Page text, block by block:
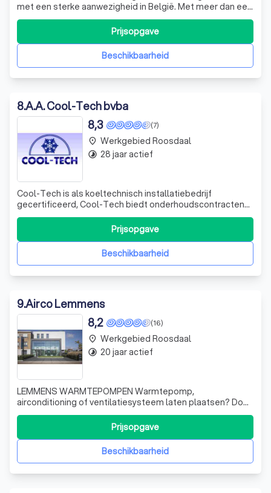
met een sterke aanwezigheid in België. Met meer dan een
halve eeuw ervaring in de branche, zijn we trots op onze
vooruitstrevende en moderne aanpak. We bieden
energie-efficiënte oplossingen voor ventilatie,
verwarming en sanitair, gericht op de pro
Beschikbaarheid
Prijsopgave
8.A.A. Cool-Tech bvba
(7)
8,3
Cool-Tech is als koeltechnisch installatiebedrijf
gecertificeerd, Cool-Tech biedt onderhoudscontracten
aan op maat voor alle types installaties die voldoen aan
de wettelijke eisen van een koelinstallatie.
Beschikbaarheid
Prijsopgave
place Werkgebied Roosdaal
timelapse 28 jaar actief
9.Airco Lemmens
(16)
8,2
LEMMENS WARMTEPOMPEN Warmtepomp,
airconditioning of ventilatiesysteem laten plaatsen? Doe
een beroep op Lemmens Warmtepompen. Wij zorgen
voor een vakkundige installatie van uw klimaatsysteem,
aangevuld met professioneel advies en een uitstekende
Beschikbaarheid
Prijsopgave
place Werkgebied Roosdaal
timelapse 20 jaar actief